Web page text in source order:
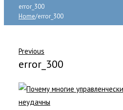
error_300
Home/error_300
Previous
error_300